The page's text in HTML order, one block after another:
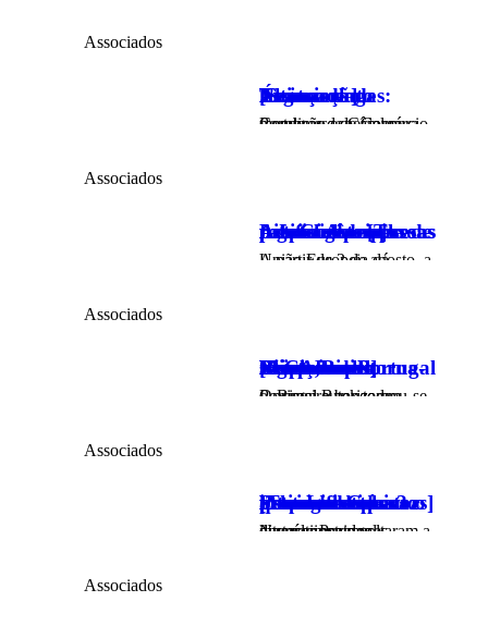
Associados
Últimas vagas: Treinamento Avançado de Negociação [Scotwork]
Condição especial para membros da Câmara Portuguesa de Comércio.
Associados
A Inteligência Artificial precisa de regras. As empresas precisam de pessoas preparadas [The Life Curators]
A partir de 2 de agosto, a União Europeia dá…
Associados
Bison Bank torna-se o primeiro Prestador de Serviços de Criptoativos, regulado pelo MiCA, em Portugal [Bison Bank]
O Bison Bank tornou-se o primeiro banco em Portugal autorizado…
Associados
Portugal está atraindo cada vez mais investimento internacional. Estamos preparados para o que vem depois? [The Life Curators]
Nos últimos meses, diversos estudos internacionais voltaram a destacar Portugal…
Associados